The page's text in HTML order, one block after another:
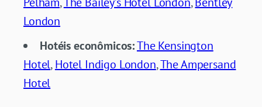
London
Hotéis econômicos:The Kensington
Hotel,Hotel Indigo London,The Ampersand
Hotel